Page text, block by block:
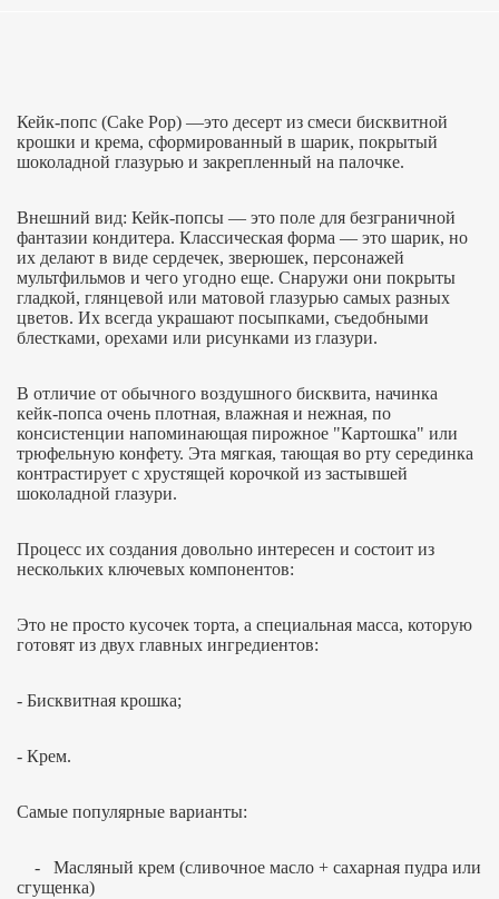
Кейк-попс (Cake Pop) —это десерт из смеси бисквитной
крошки и крема, сформированный в шарик, покрытый
шоколадной глазурью и закрепленный на палочке.
Внешний вид: Кейк-попсы — это поле для безграничной
фантазии кондитера. Классическая форма — это шарик, но
их делают в виде сердечек, зверюшек, персонажей
мультфильмов и чего угодно еще. Снаружи они покрыты
гладкой, глянцевой или матовой глазурью самых разных
цветов. Их всегда украшают посыпками, съедобными
блестками, орехами или рисунками из глазури.
В отличие от обычного воздушного бисквита, начинка
кейк-попса очень плотная, влажная и нежная, по
консистенции напоминающая пирожное "Картошка" или
трюфельную конфету. Эта мягкая, тающая во рту серединка
контрастирует с хрустящей корочкой из застывшей
шоколадной глазури.
Процесс их создания довольно интересен и состоит из
нескольких ключевых компонентов:
Это не просто кусочек торта, а специальная масса, которую
готовят из двух главных ингредиентов:
- Бисквитная крошка;
- Крем.
Самые популярные варианты:
- Масляный крем (сливочное масло + сахарная пудра или
сгущенка)